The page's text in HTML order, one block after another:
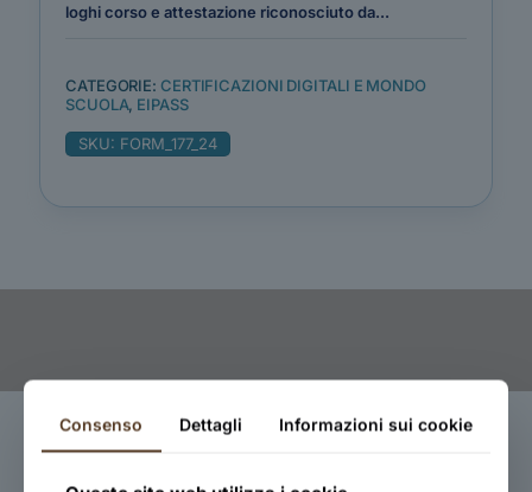
loghi corso e attestazione riconosciuto da...
CATEGORIE: CERTIFICAZIONI DIGITALI E MONDO
SCUOLA, EIPASS
SKU: FORM_177_24
Consenso Dettagli Informazioni sui cookie